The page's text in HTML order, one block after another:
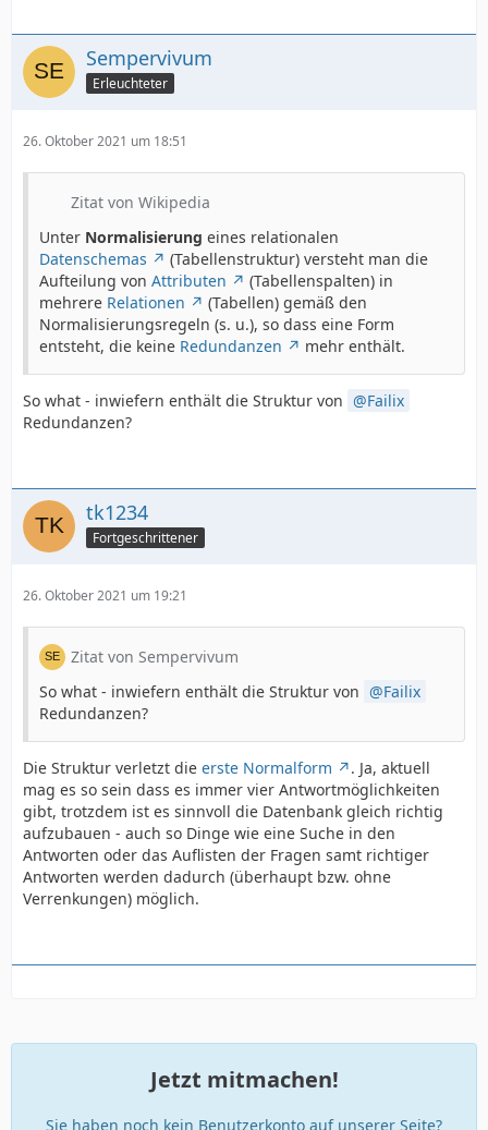
Sempervivum
Erleuchteter
26. Oktober 2021 um 18:51
Zitat von Wikipedia
Unter Normalisierung eines relationalen
Datenschemas
(Tabellenstruktur) versteht man die
Aufteilung von Attributen
(Tabellenspalten) in
mehrere Relationen
(Tabellen) gemäß den
Normalisierungsregeln (s. u.), so dass eine Form
entsteht, die keine Redundanzen mehr enthält.
So what - inwiefern enthält die Struktur von
Failix
Redundanzen?
tk1234
Fortgeschrittener
26. Oktober 2021 um 19:21
Zitat von Sempervivum
So what - inwiefern enthält die Struktur von
Failix
Redundanzen?
Die Struktur verletzt die erste Normalform
. Ja, aktuell
mag es so sein dass es immer vier Antwortmöglichkeiten
gibt, trotzdem ist es sinnvoll die Datenbank gleich richtig
aufzubauen - auch so Dinge wie eine Suche in den
Antworten oder das Auflisten der Fragen samt richtiger
Antworten werden dadurch (überhaupt bzw. ohne
Verrenkungen) möglich.
Jetzt mitmachen!
Sie haben noch kein Benutzerkonto auf unserer Seite?